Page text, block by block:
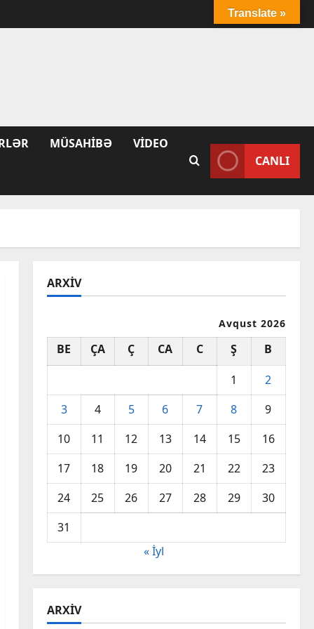
MÜSAHIBƏ VIDEO
CANLI
ARXIV
Avqust 2026
BE ÇA Ç CA C Ş
B
1
2
3
4 5 6 7 8
9
10
11 12 13 14 15
16
17
18 19 20 21 22
23
24
25 26 27 28 29
30
31
« İyl
ARXIV
Translate »